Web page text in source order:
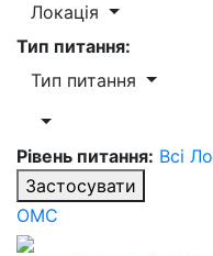
Локація
Тип питання:
Тип питання
Рівень питання: Всі
Застосувати
ОМС